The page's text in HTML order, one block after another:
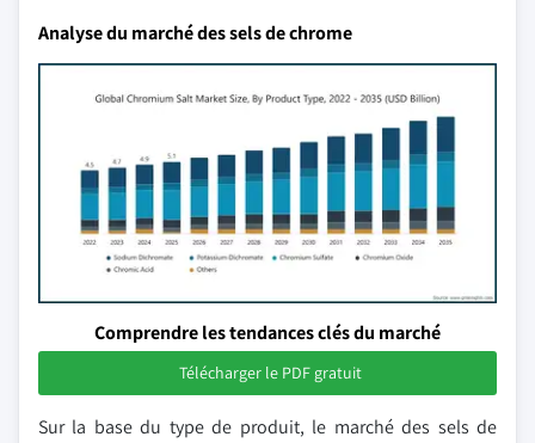
Analyse du marché des sels de chrome
Comprendre les tendances clés du marché
Télécharger le PDF gratuit
Sur la base du type de produit, le marché des sels de